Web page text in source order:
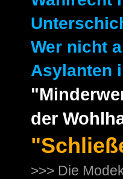
Wer nicht
Asylanten
der
>>> Die